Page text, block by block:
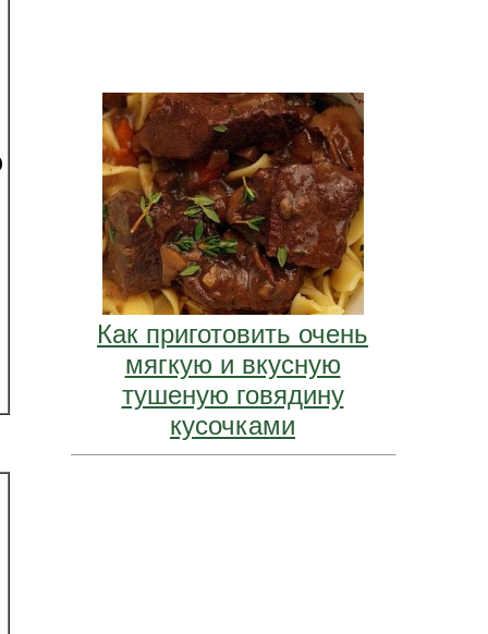
Как приготовить очень
мягкую и вкусную
тушеную говядину
кусочками